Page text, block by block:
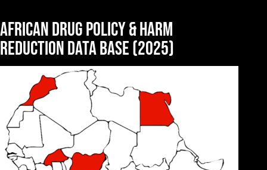
African Drug Policy & Harm
Reduction Data Base(2025)